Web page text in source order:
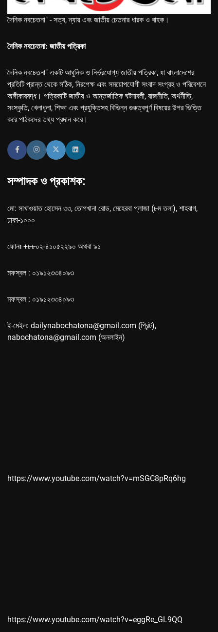
দৈনিক নবচেতনা" - সত্য, ন্যায় এবং জাতীয় চেতনার ধারক ও বাহক।
দৈনিক নবচেতনা: জাতীয় পত্রিকা
দৈনিক নবচেতনা" একটি আধুনিক ও নির্ভরযোগ্য জাতীয় পত্রিকা, যা বাংলাদেশের
প্রতিটি প্রান্ত থেকে সঠিক, নিরপেক্ষ এবং সময়োপযোগী সংবাদ সংগ্রহ ও পরিবেশনে
অঙ্গীকারবদ্ধ। পত্রিকাটি জাতীয় ও আন্তর্জাতিক ঘটনাবলী, রাজনীতি, অর্থনীতি,
সংস্কৃতি, খেলাধুলা, শিক্ষা এবং প্রযুক্তিসহ বিভিন্ন গুরুত্বপূর্ণ বিষয়ের উপর ভিত্তি
করে পাঠকদের তথ্য প্রদান করে।
সম্পাদক ও প্রকাশক:
মো: সাখাওয়াত হোসেন ৩৩, তোপখানা রোড, মেহেরবা প্লাজা (৮ম তলা), শাহবাগ,
ঢাকা-১০০০
ফোনঃ +৮৮০২-৪১০৫২২৯০ অথবা ৯১
মফস্বল : ০১৯১২৩৩৪০৯৩
মফস্বল : ০১৯১২৩৩৪০৯৩
ই-মেইল: dailynabochatona@gmail.com (প্রিন্ট),
nabochatona@gmail.com (অনলাইন)
https://www.youtube.com/watch?v=mSGC8pRq6hg
https://www.youtube.com/watch?v=eggRe_GL9QQ